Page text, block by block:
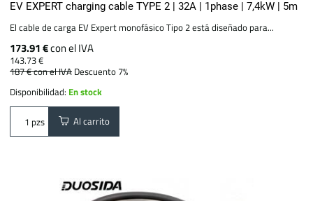
EV EXPERT charging cable TYPE 2 | 32A | 1phase | 7,4kW | 5m
El cable de carga EV Expert monofásico Tipo 2 está diseñado para...
173.91 €con el IVA
143.73 €
187 €con el IVA Descuento 7%
Disponibilidad: En stock
pzs Al carrito